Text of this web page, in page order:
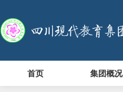
首页 集团概况